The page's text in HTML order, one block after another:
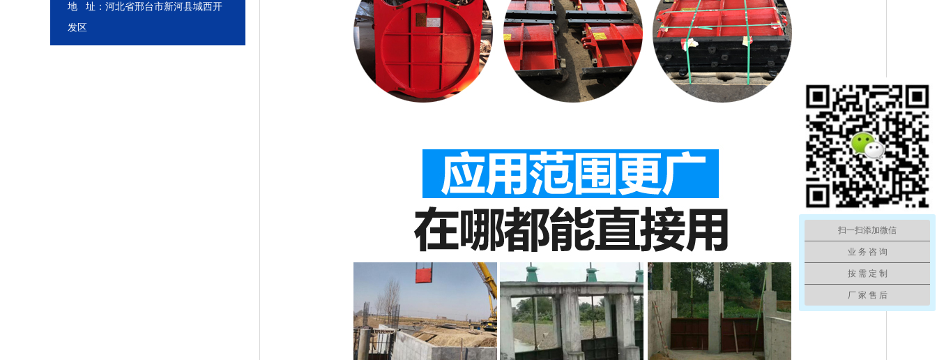
地 址：河北省邢台市新河县城西开
发区
扫一扫添加微信
业 务 咨 询
按 需 定 制
厂 家 售 后